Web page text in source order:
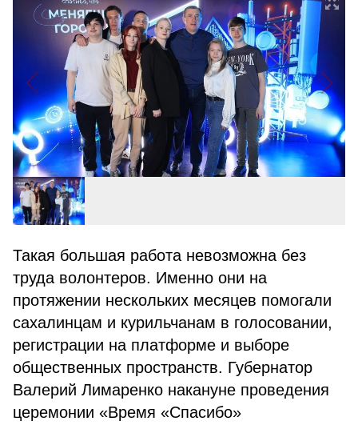
Такая большая работа невозможна без
труда волонтеров. Именно они на
протяжении нескольких месяцев помогали
сахалинцам и курильчанам в голосовании,
регистрации на платформе и выборе
общественных пространств. Губернатор
Валерий Лимаренко накануне проведения
церемонии «Время «Спасибо»